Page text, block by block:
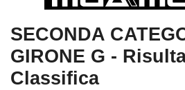
SECONDA
GIRONE G -
Classifica